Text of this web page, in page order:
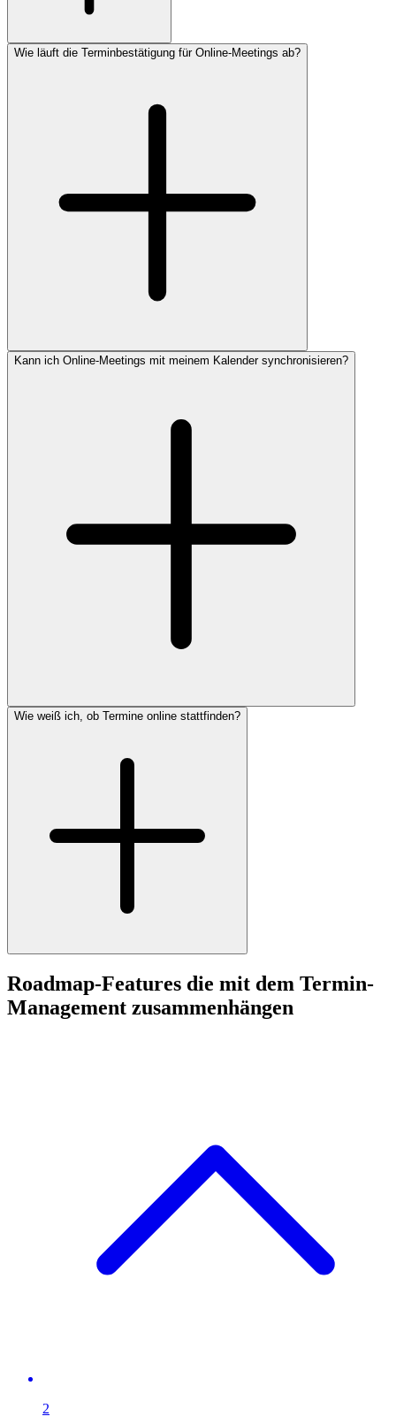
Wie läuft die Terminbestätigung für Online-Meetings ab?
Kann ich Online-Meetings mit meinem Kalender synchronisieren?
Wie weiß ich, ob Termine online stattfinden?
Roadmap-Features die mit dem Termin-
Management zusammenhängen
2